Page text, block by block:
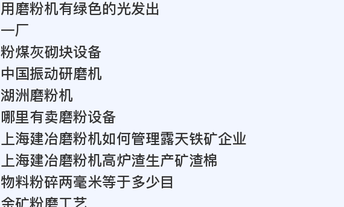
用磨粉机有绿色的光发出
一厂
粉煤灰砌块设备
中国振动研磨机
湖洲磨粉机
哪里有卖磨粉设备
上海建冶磨粉机如何管理露天铁矿企业
上海建冶磨粉机高炉渣生产矿渣棉
物料粉碎两毫米等于多少目